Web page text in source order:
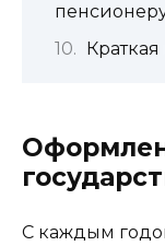
С каждым